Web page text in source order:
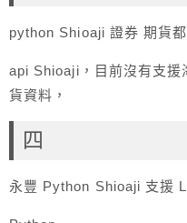
python Shioaji 證券 期貨
api Shioaji，目前沒有支援
貨資料，
四
永豐 Python Shioaji 支援